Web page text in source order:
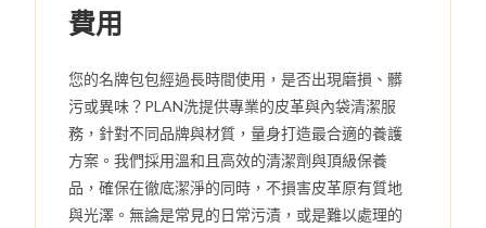
費用
您的名牌包包經過長時間使用，是否出現磨損、髒
污或異味？PLAN洗提供專業的皮革與內袋清潔服
務，針對不同品牌與材質，量身打造最合適的養護
方案。我們採用溫和且高效的清潔劑與頂級保養
品，確保在徹底潔淨的同時，不損害皮革原有質地
與光澤。無論是常見的日常污漬，或是難以處理的